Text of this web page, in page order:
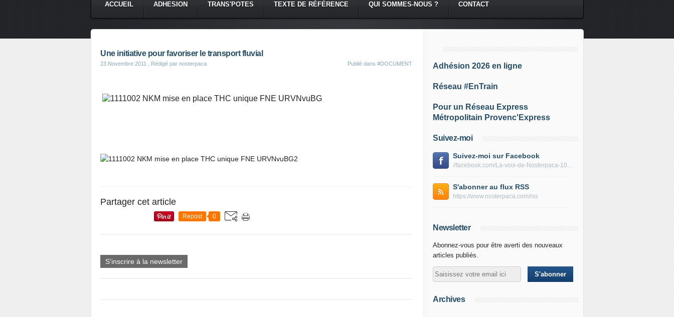
ACCUEIL ADHESION TRANS'POTES TEXTE DE RÉFÉRENCE QUI SOMMES-NOUS ? CONTACT
Une initiative pour favoriser le transport fluvial
23 Novembre 2011 , Rédigé par nosterpaca Publié dans #DOCUMENT
Partager cet article
Repost 0
S'inscrire à la newsletter
Adhésion 2026 en ligne
Réseau #EnTrain
Pour un Réseau Express
Métropolitain Provenc'Express
Suivez-moi
Suivez-moi sur Facebook
//facebook.com/La-voix-de-Nosterpaca-106434384284735
S'abonner au flux RSS
https://www.nosterpaca.com/rss
Newsletter
Abonnez-vous pour être averti des nouveaux
articles publiés.
Archives